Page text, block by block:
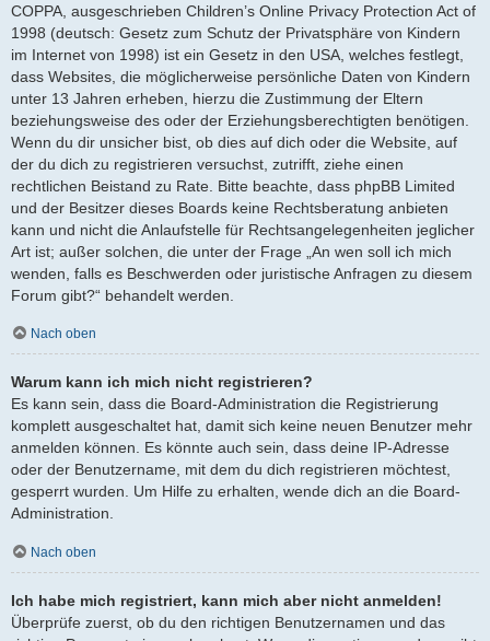
COPPA, ausgeschrieben Children’s Online Privacy Protection Act of
1998 (deutsch: Gesetz zum Schutz der Privatsphäre von Kindern
im Internet von 1998) ist ein Gesetz in den USA, welches festlegt,
dass Websites, die möglicherweise persönliche Daten von Kindern
unter 13 Jahren erheben, hierzu die Zustimmung der Eltern
beziehungsweise des oder der Erziehungsberechtigten benötigen.
Wenn du dir unsicher bist, ob dies auf dich oder die Website, auf
der du dich zu registrieren versuchst, zutrifft, ziehe einen
rechtlichen Beistand zu Rate. Bitte beachte, dass phpBB Limited
und der Besitzer dieses Boards keine Rechtsberatung anbieten
kann und nicht die Anlaufstelle für Rechtsangelegenheiten jeglicher
Art ist; außer solchen, die unter der Frage „An wen soll ich mich
wenden, falls es Beschwerden oder juristische Anfragen zu diesem
Forum gibt?“ behandelt werden.
Nach oben
Warum kann ich mich nicht registrieren?
Es kann sein, dass die Board-Administration die Registrierung
komplett ausgeschaltet hat, damit sich keine neuen Benutzer mehr
anmelden können. Es könnte auch sein, dass deine IP-Adresse
oder der Benutzername, mit dem du dich registrieren möchtest,
gesperrt wurden. Um Hilfe zu erhalten, wende dich an die Board-
Administration.
Nach oben
Ich habe mich registriert, kann mich aber nicht anmelden!
Überprüfe zuerst, ob du den richtigen Benutzernamen und das